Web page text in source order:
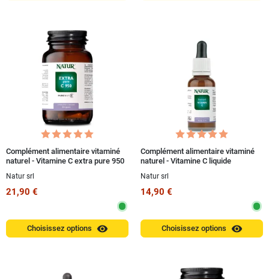
Complément alimentaire vitaminé
naturel - Vitamine C extra pure 950
Natur srl
21,90 €
Choisissez options visibility
Complément alimentaire vitaminé
naturel - Vitamine C liquide
Natur srl
14,90 €
Choisissez options visibility